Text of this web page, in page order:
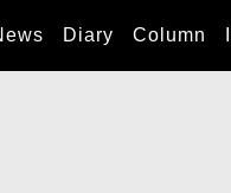
Diary Column